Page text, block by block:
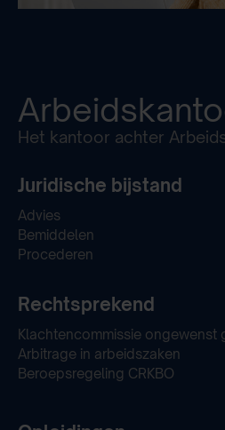
Het kantoor achter
Juridische bijstand
Advies
Bemiddelen
Procederen
Rechtsprekend
Klachtencommissie ongewenst
Arbitrage in arbeidszaken
Beroepsregeling CRKBO